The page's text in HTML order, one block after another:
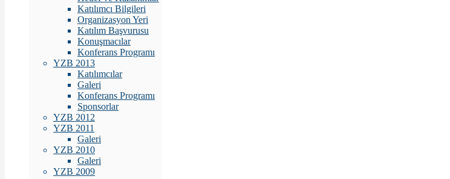
Katılımcı Bilgileri
Organizasyon Yeri
Katılım Başvurusu
Konuşmacılar
Konferans Programı
YZB 2013
Katılımcılar
Galeri
Konferans Programı
Sponsorlar
YZB 2012
YZB 2011
Galeri
YZB 2010
Galeri
YZB 2009